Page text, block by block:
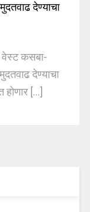
देण्याचा
कसबा-
देण्याचा
होणार [...]